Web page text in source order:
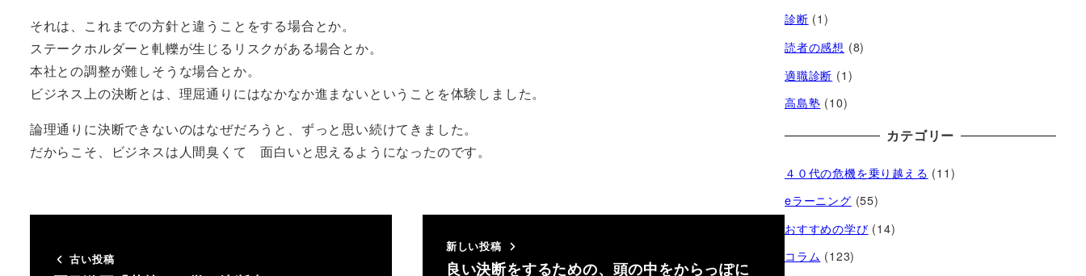
それは、これまでの方針と違うことをする場合とか。
ステークホルダーと軋轢が生じるリスクがある場合とか。
本社との調整が難しそうな場合とか。
ビジネス上の決断とは、理屈通りにはなかなか進まないということを体験しました。
論理通りに決断できないのはなぜだろうと、ずっと思い続けてきました。
だからこそ、ビジネスは人間臭くて 面白いと思えるようになったのです。
古い投稿
新しい投稿
良い決断をするための、頭の中をからっぽに
診断 (1)
読者の感想 (8)
適職診断 (1)
高島塾 (10)
カテゴリー
４０代の危機を乗り越える (11)
eラーニング (55)
おすすめの学び (14)
コラム (123)